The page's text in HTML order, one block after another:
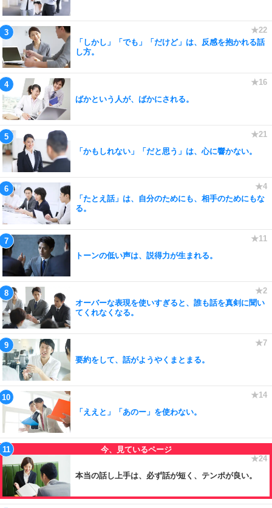
「しかし」「でも」「だけど」は、反感を抱かれる話
し方。
ばかという人が、ばかにされる。
「かもしれない」「だと思う」は、心に響かない。
「たとえ話」は、自分のためにも、相手のためにもな
る。
トーンの低い声は、説得力が生まれる。
オーバーな表現を使いすぎると、誰も話を真剣に聞い
てくれなくなる。
要約をして、話がようやくまとまる。
「ええと」「あのー」を使わない。
本当の話し上手は、必ず話が短く、テンポが良い。